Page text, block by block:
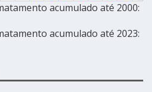
acumulado até 2000:
acumulado até 2023: